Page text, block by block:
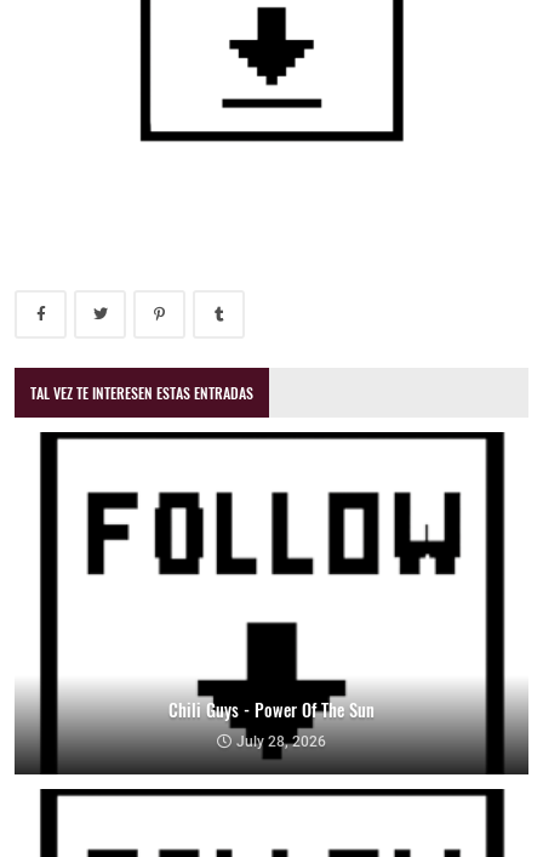
TAL VEZ TE INTERESEN ESTAS ENTRADAS
Chili Guys - Power Of The Sun
July 28, 2026